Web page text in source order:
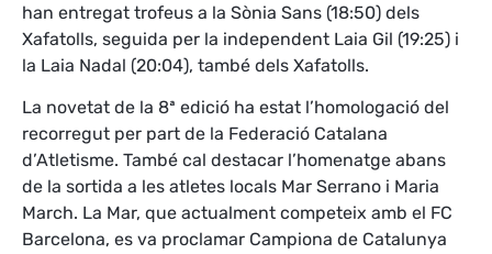
han entregat trofeus a la Sònia Sans (18:50) dels
Xafatolls, seguida per la independent Laia Gil (19:25) i
la Laia Nadal (20:04), també dels Xafatolls.
La novetat de la 8ª edició ha estat l’homologació del
recorregut per part de la Federació Catalana
d’Atletisme. També cal destacar l’homenatge abans
de la sortida a les atletes locals Mar Serrano i Maria
March. La Mar, que actualment competeix amb el FC
Barcelona, es va proclamar Campiona de Catalunya